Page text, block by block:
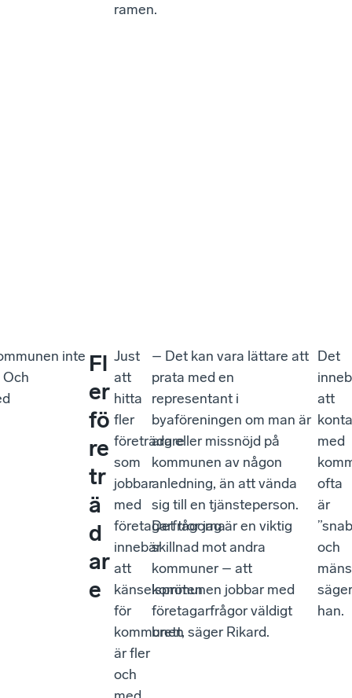
ramen.
inte Fl
er
fö
re
tr
ä
d
ar
e
Just
att
hitta
fler
företrädare
som
jobbar
med
företagarfrågorna
innebär
att
känselspröten
för
kommunen
är fler
och
– Det kan vara lättare att
prata med en
representant i
byaföreningen om man är
arg eller missnöjd på
kommunen av någon
anledning, än att vända
sig till en tjänsteperson.
Det tror jag är en viktig
skillnad mot andra
kommuner – att
kommunen jobbar med
företagarfrågor väldigt
brett, säger Rikard.
Det
att
med
ofta
är
och
säger
han.